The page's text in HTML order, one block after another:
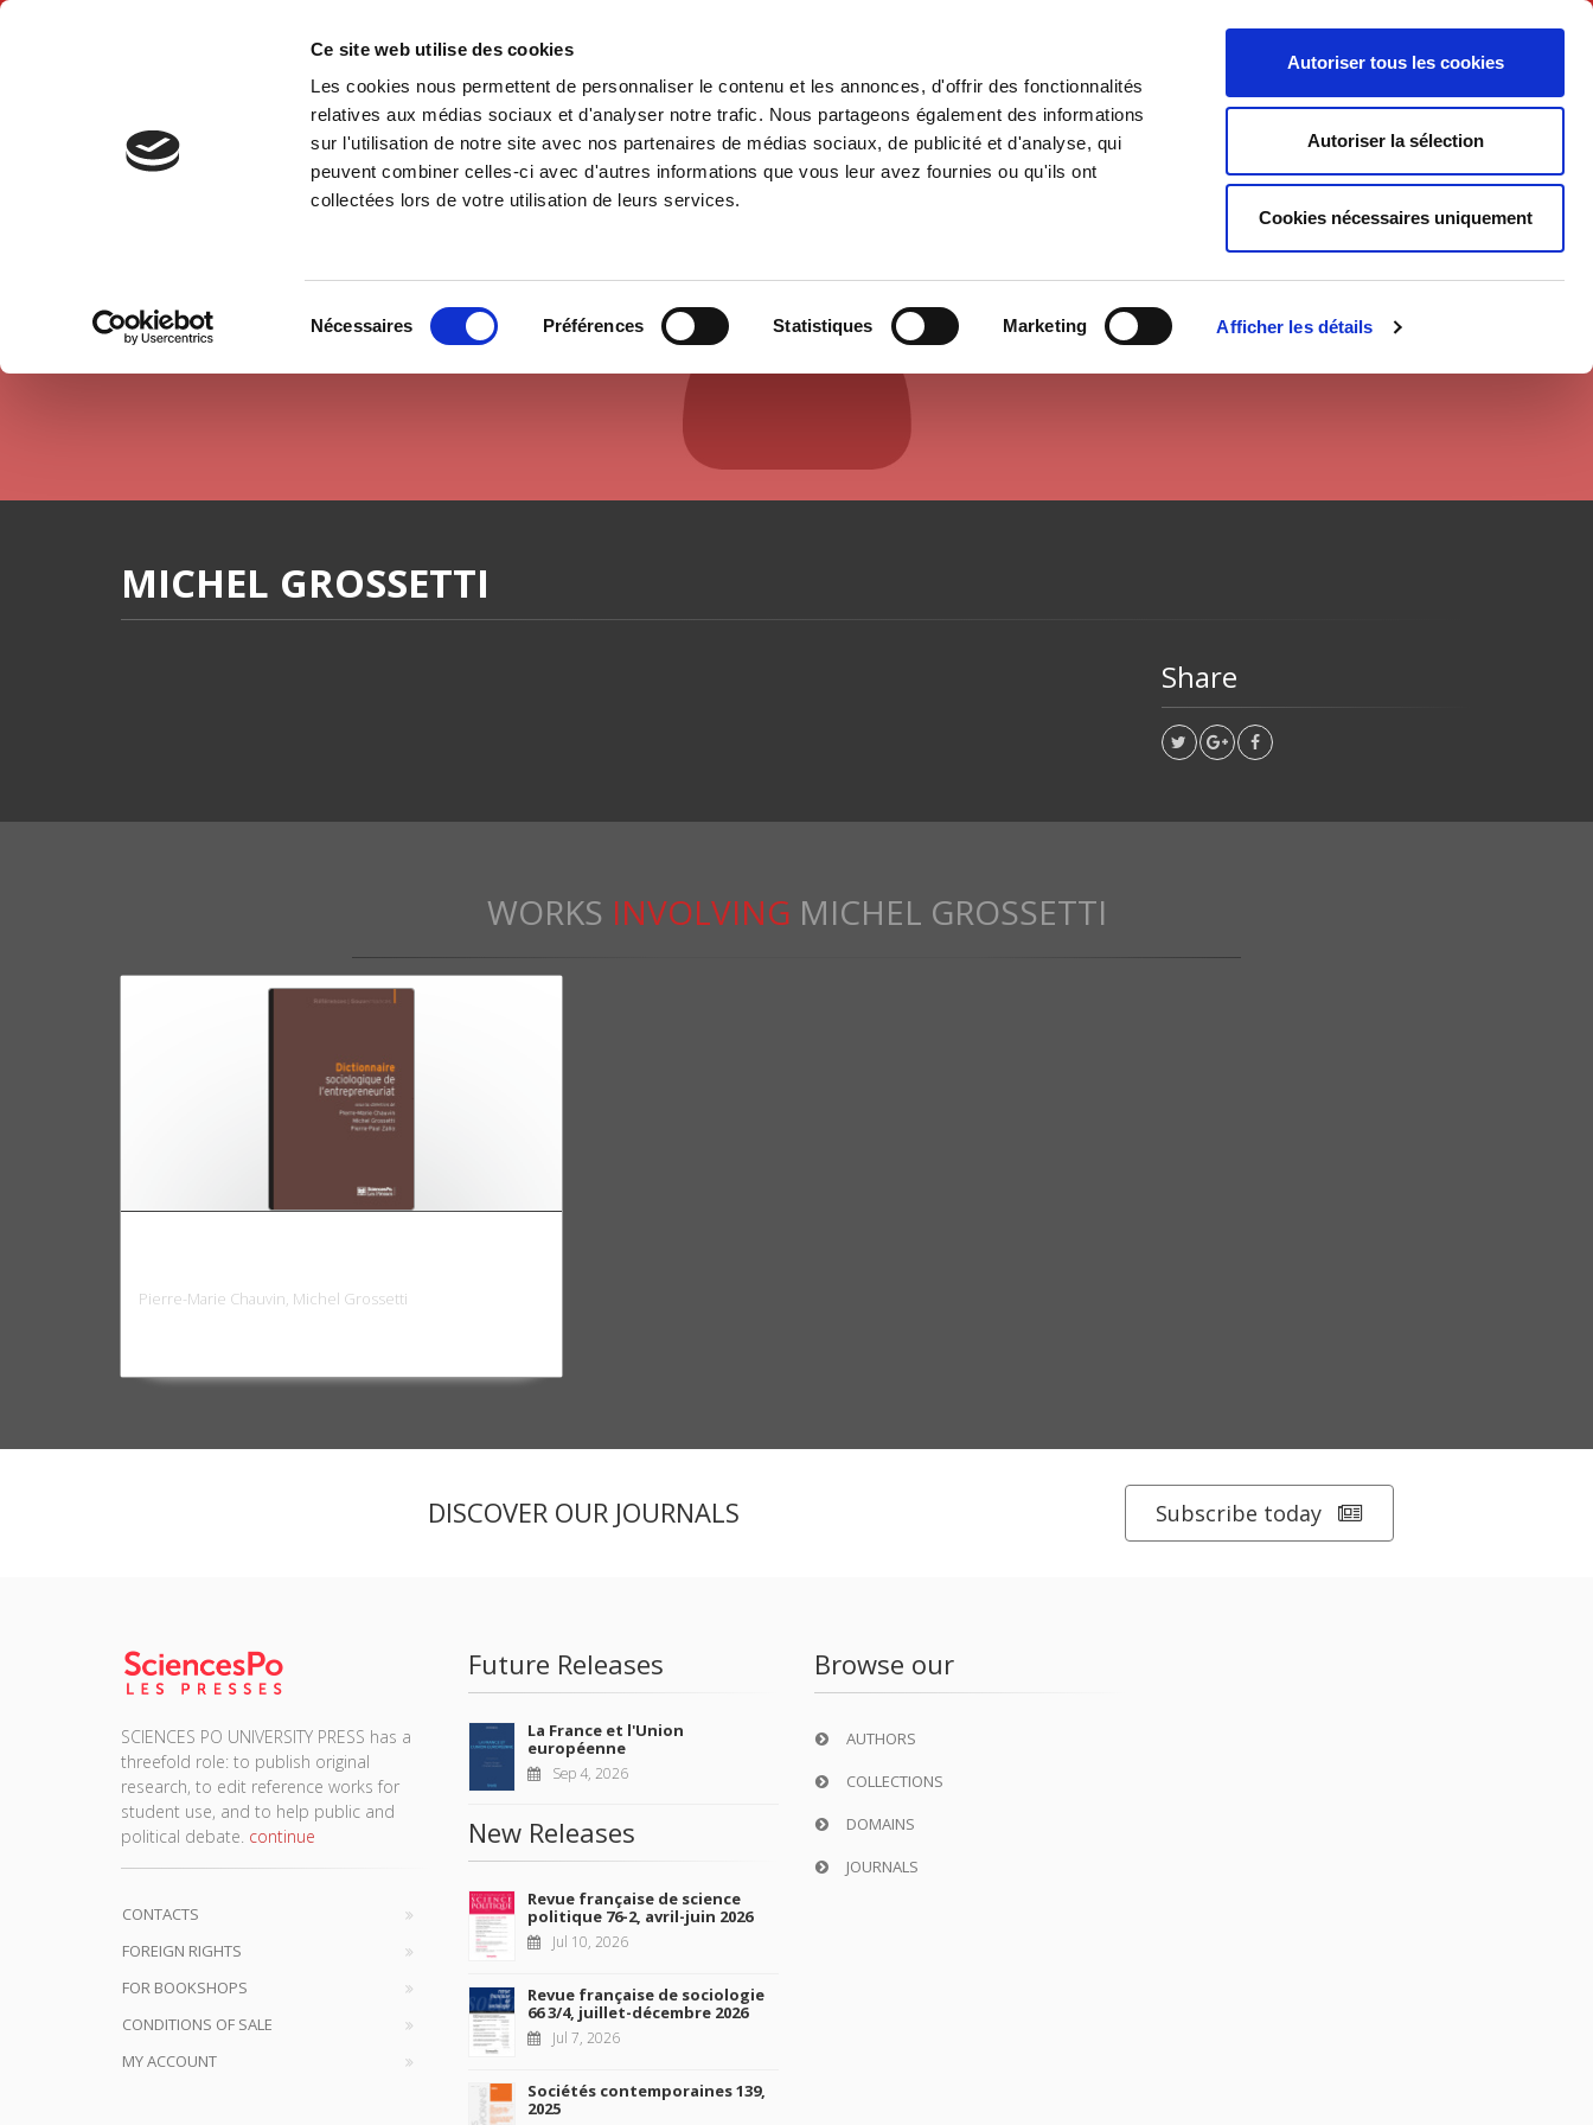
Ce site web utilise des cookies
Les cookies nous permettent de personnaliser le contenu et les annonces, d'offrir des fonctionnalités
relatives aux médias sociaux et d'analyser notre trafic. Nous partageons également des informations
sur l'utilisation de notre site avec nos partenaires de médias sociaux, de publicité et d'analyse, qui
peuvent combiner celles-ci avec d'autres informations que vous leur avez fournies ou qu'ils ont
collectées lors de votre utilisation de leurs services.
Nécessaires Préférences Statistiques Marketing Afficher les détails
Autoriser tous les cookies
Autoriser la sélection
Cookies nécessaires uniquement
English
Home Environment History International Politics
Home Michel Grossetti
AUTHORS & CONTRIBUTORS
MICHEL GROSSETTI
Share
WORKS INVOLVING MICHEL GROSSETTI
Pierre-Marie Chauvin, Michel Grossetti
DISCOVER OUR JOURNALS Subscribe today
SCIENCES PO UNIVERSITY PRESS has a
threefold role: to publish original
research, to edit reference works for
student use, and to help public and
political debate. continue
CONTACTS
FOREIGN RIGHTS
FOR BOOKSHOPS
CONDITIONS OF SALE
MY ACCOUNT
Future Releases
La France et l'Union
européenne
Sep 4, 2026
New Releases
Revue française de science
politique 76-2, avril-juin 2026
Jul 10, 2026
Revue française de sociologie
66 3/4, juillet-décembre 2026
Jul 7, 2026
Sociétés contemporaines 139,
2025
Browse our
AUTHORS
COLLECTIONS
DOMAINS
JOURNALS